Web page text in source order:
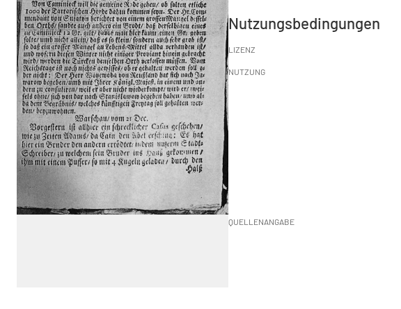
Nutzungsbedingungen
LIZENZ
NUTZUNG
QUELLENANGABE